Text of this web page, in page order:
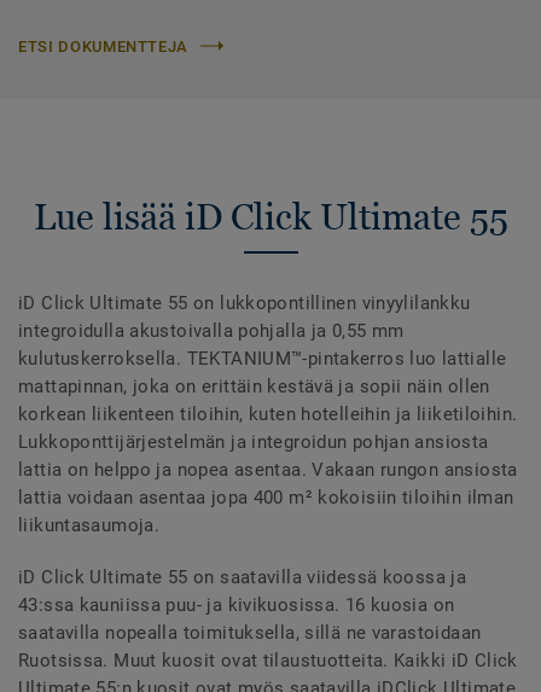
ETSI DOKUMENTTEJA
Lue lisää iD Click Ultimate 55
iD Click Ultimate 55 on lukkopontillinen vinyylilankku
integroidulla akustoivalla pohjalla ja 0,55 mm
kulutuskerroksella. TEKTANIUM™-pintakerros luo lattialle
mattapinnan, joka on erittäin kestävä ja sopii näin ollen
korkean liikenteen tiloihin, kuten hotelleihin ja liiketiloihin.
Lukkoponttijärjestelmän ja integroidun pohjan ansiosta
lattia on helppo ja nopea asentaa. Vakaan rungon ansiosta
lattia voidaan asentaa jopa 400 m² kokoisiin tiloihin ilman
liikuntasaumoja.
iD Click Ultimate 55 on saatavilla viidessä koossa ja
43:ssa kauniissa puu- ja kivikuosissa. 16 kuosia on
saatavilla nopealla toimituksella, sillä ne varastoidaan
Ruotsissa. Muut kuosit ovat tilaustuotteita. Kaikki iD Click